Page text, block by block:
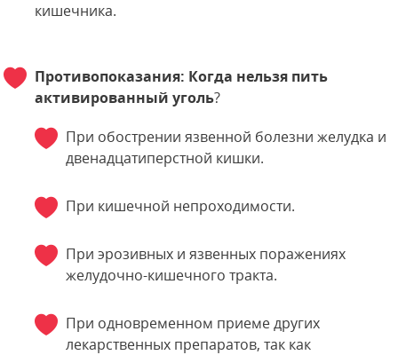
кишечника.
Противопоказания: Когда нельзя пить
активированный уголь?
При обострении язвенной болезни желудка и
двенадцатиперстной кишки.
При кишечной непроходимости.
При эрозивных и язвенных поражениях
желудочно-кишечного тракта.
При одновременном приеме других
лекарственных препаратов, так как